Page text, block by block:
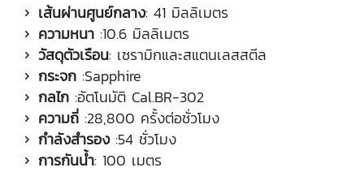
เส้นผ่านศูนย์กลาง: 41 มิลลิเมตร
ความหนา :10.6 มิลลิเมตร
วัสดุตัวเรือน: เซรามิกและสแตนเลสสตีล
กระจก :Sapphire
กลไก :อัตโนมัติ Cal.BR-302
ความถี่ :28,800 ครั้งต่อชั่วโมง
กำลังสำรอง:54 ชั่วโมง
การกันน้ำ: 100 เมตร